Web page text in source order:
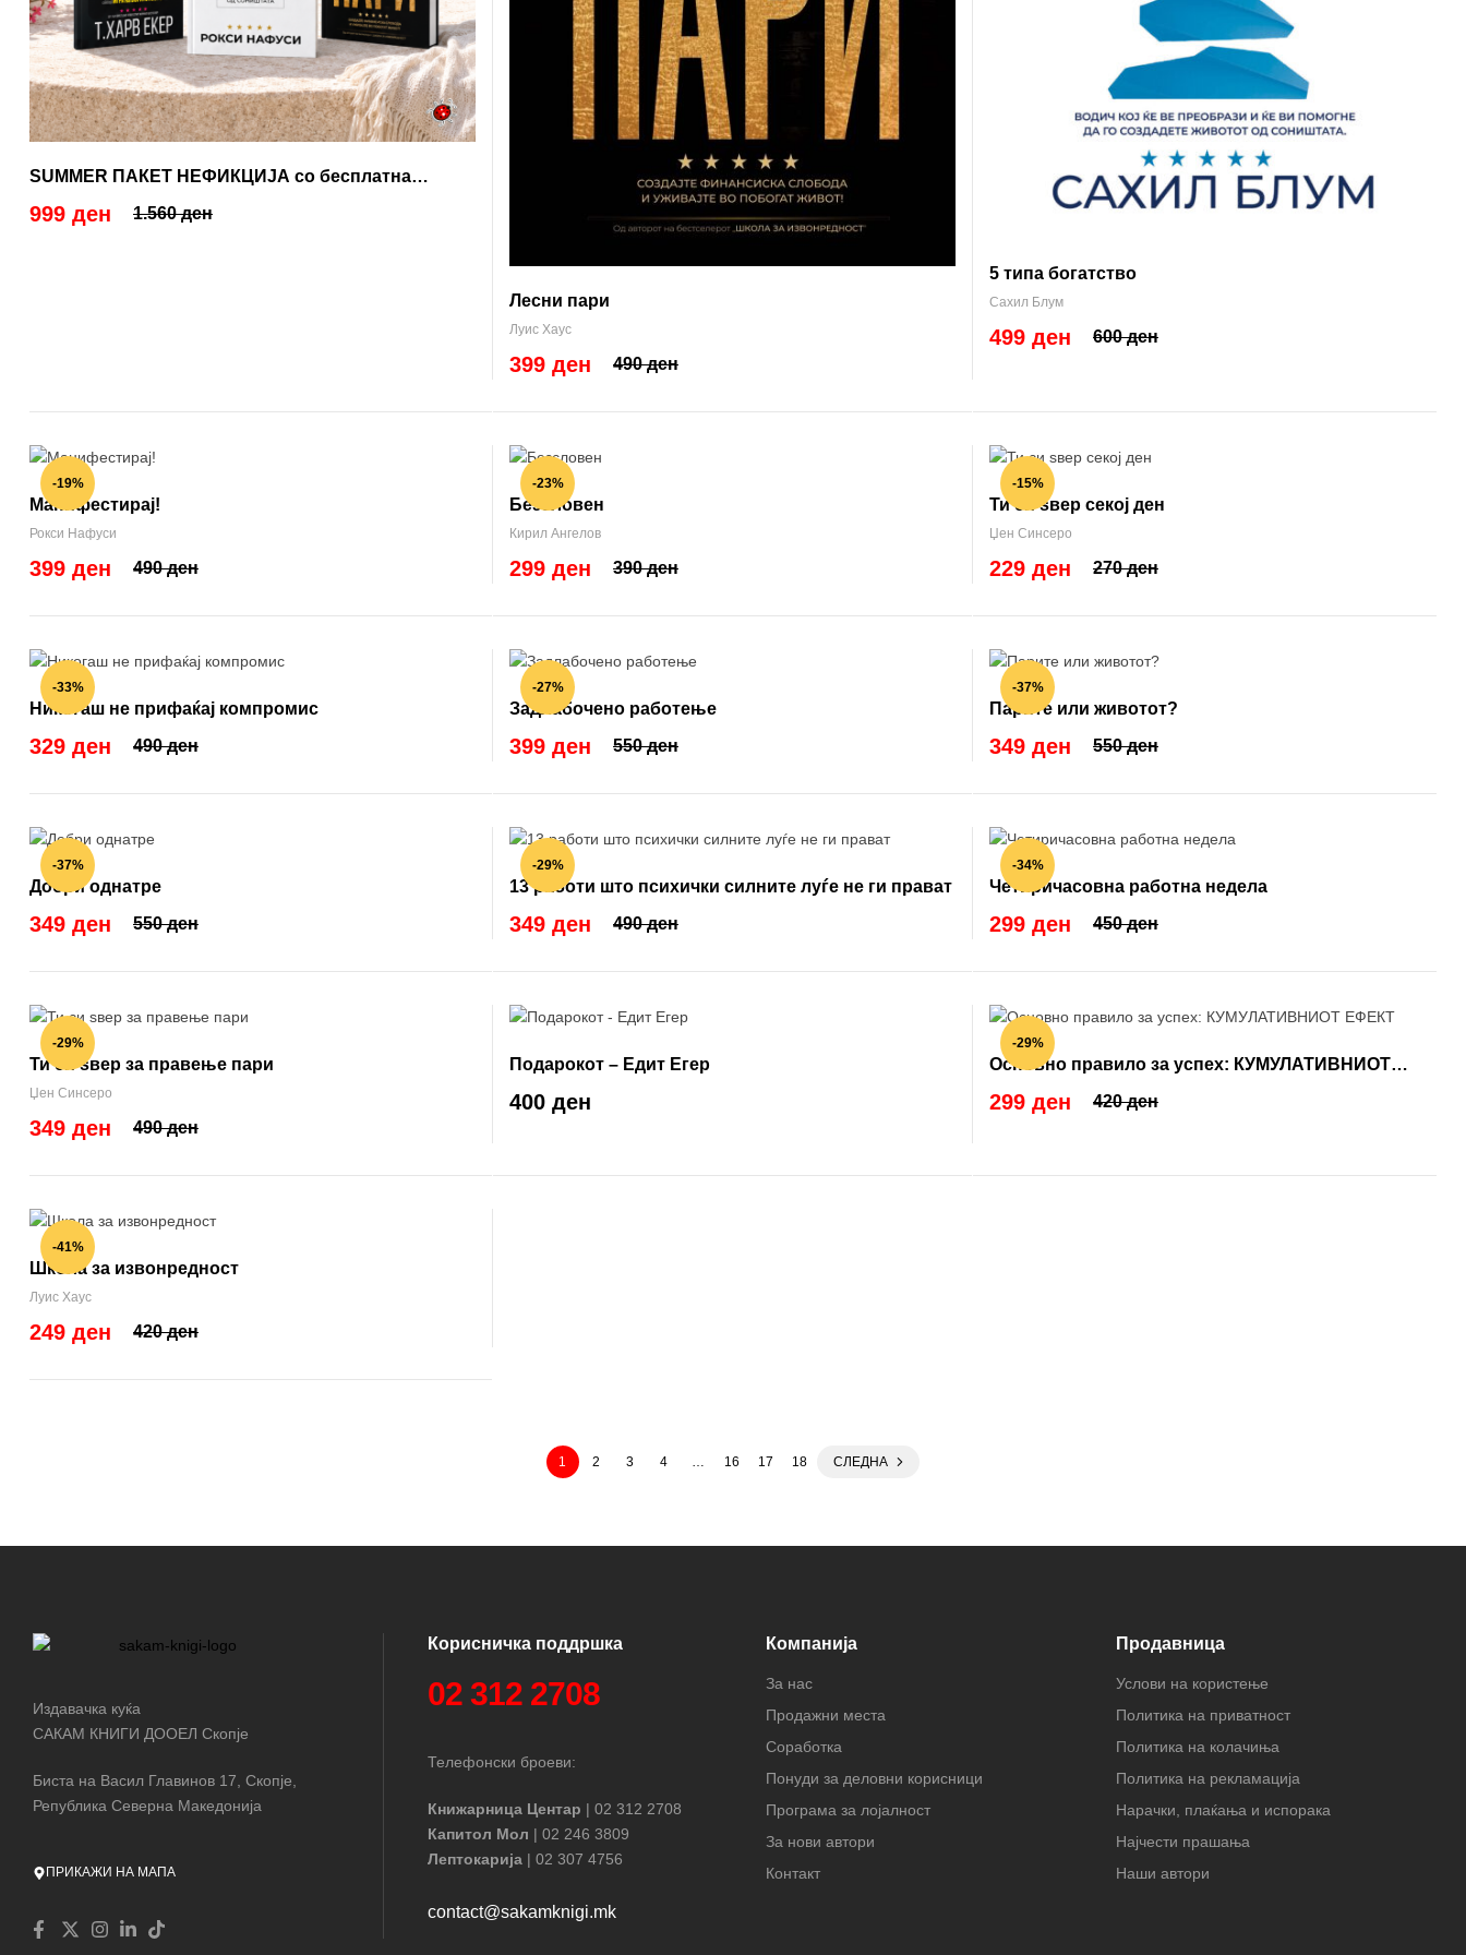
SUMMER ПАКЕТ НЕФИКЦИЈА со бесплатна
испорака
1.560 ден
999 ден
Лесни пари
Луис Хаус
490 ден
399 ден
5 типа богатство
Сахил Блум
600 ден
499 ден
-19%
Манифестирај!
Рокси Нафуси
490 ден
399 ден
-23%
Безсловен
Кирил Ангелов
390 ден
299 ден
-15%
Ти си ѕвер секој ден
Џен Синсеро
270 ден
229 ден
-33%
Никогаш не прифаќај компромис
490 ден
329 ден
-27%
Задлабочено работење
550 ден
399 ден
-37%
Парите или животот?
550 ден
349 ден
-37%
Добри однатре
550 ден
349 ден
-29%
13 работи што психички силните луѓе не ги прават
490 ден
349 ден
-34%
Четиричасовна работна недела
450 ден
299 ден
-29%
Ти си ѕвер за правење пари
Џен Синсеро
490 ден
349 ден
Подарокот – Едит Егер
400 ден
-29%
Основно правило за успех: КУМУЛАТИВНИОТ
ЕФЕКТ
420 ден
299 ден
-41%
Школа за извонредност
Луис Хаус
420 ден
249 ден
1 2 3 4 16 17 18 СЛЕДНА
Издавачка куќа
САКАМ КНИГИ ДООЕЛ Скопје
Биста на Васил Главинов 17, Скопје,
Република Северна Македонија
ПРИКАЖИ НА МАПА
Корисничка поддршка
02 312 2708
Телефонски броеви:
Книжарница Центар | 02 312 2708
Капитол Мол | 02 246 3809
Лептокарија | 02 307 4756
contact@sakamknigi.mk
Компанија
За нас
Продажни места
Соработка
Понуди за деловни корисници
Програма за лојалност
За нови автори
Контакт
Продавница
Услови на користење
Политика на приватност
Политика на колачиња
Политика на рекламација
Нарачки, плаќања и испорака
Најчести прашања
Наши автори